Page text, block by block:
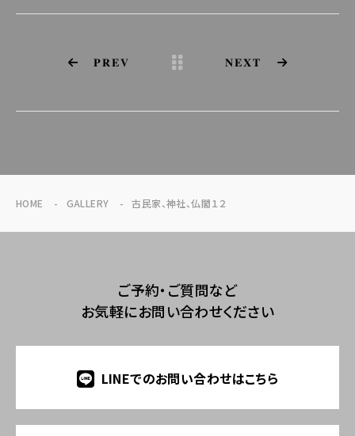
PREV NEXT
HOME GALLERY 古民家、神社、仏閣１２
ご予約・ご質問など
お気軽にお問い合わせください
LINEでのお問い合わせはこちら